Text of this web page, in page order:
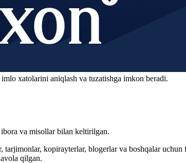
xatolarini aniqlash va tuzatishga imkon beradi.
va misollar bilan keltirilgan.
kopirayterlar, blogerlar va boshqalar
qilgan.